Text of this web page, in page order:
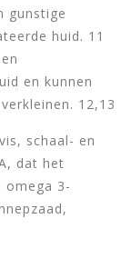
gunstige
huid. 11
en kunnen
12,13
schaal- en
dat het
omega 3-